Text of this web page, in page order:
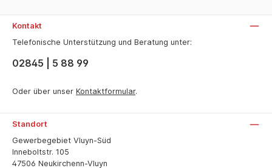
Kontakt
Telefonische Unterstützung und Beratung unter:
02845 | 5 88 99
Oder über unser Kontaktformular.
Standort
Gewerbegebiet Vluyn-Süd
Inneboltstr. 105
47506 Neukirchenn-Vluyn